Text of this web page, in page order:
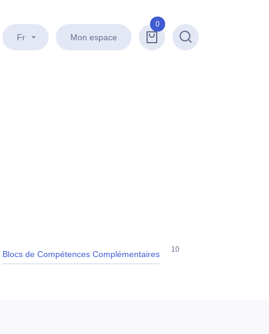
Fr Mon espace
0
Recherche
Blocs de Compétences Complémentaires 10